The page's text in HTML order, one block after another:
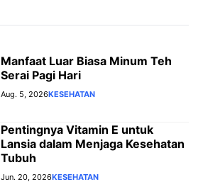
Manfaat Luar Biasa Minum Teh
Serai Pagi Hari
Aug. 5, 2026KESEHATAN
Pentingnya Vitamin E untuk
Lansia dalam Menjaga Kesehatan
Tubuh
Jun. 20, 2026KESEHATAN